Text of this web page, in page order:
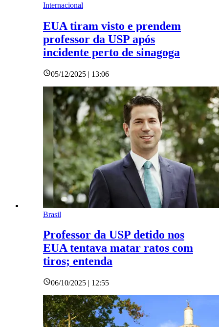
Internacional
EUA tiram visto e prendem
professor da USP após
incidente perto de sinagoga
05/12/2025 | 13:06
Brasil
Professor da USP detido nos
EUA tentava matar ratos com
tiros; entenda
06/10/2025 | 12:55